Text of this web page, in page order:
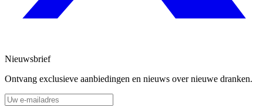
Nieuwsbrief
Ontvang exclusieve aanbiedingen en nieuws over nieuwe dranken.